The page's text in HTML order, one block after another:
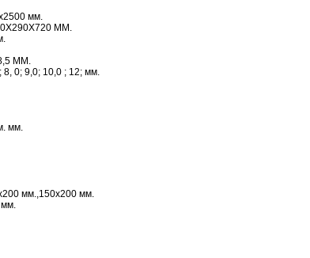
мм.
ММ.
ММ.
0; 9,0; 10,0 ; 12; мм.
мм.
мм.,150х200 мм.